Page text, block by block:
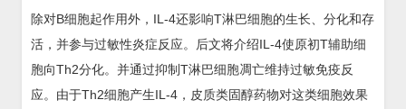
除对B细胞起作用外，IL-4还影响T淋巴细胞的生长、分化和存
活，并参与过敏性炎症反应。后文将介绍IL-4使原初T辅助细
胞向Th2分化。并通过抑制T淋巴细胞凋亡维持过敏免疫反
应。由于Th2细胞产生IL-4，皮质类固醇药物对这类细胞效果